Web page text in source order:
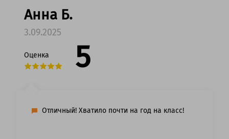
Анна Б.
3.09.2025
Оценка 5
Отличный! Хватило почти на год на класс!